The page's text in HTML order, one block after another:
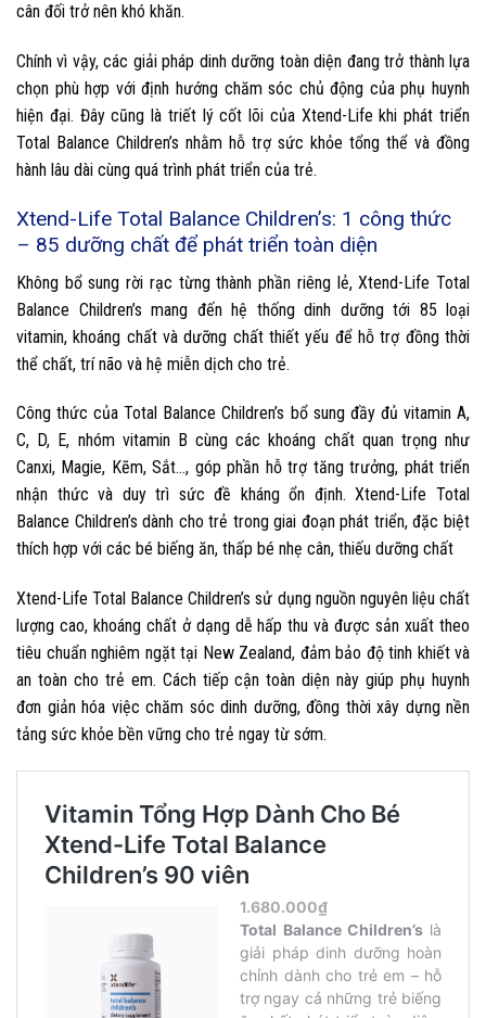
cân đối trở nên khó khăn.
Chính vì vậy, các giải pháp dinh dưỡng toàn diện đang trở thành lựa
chọn phù hợp với định hướng chăm sóc chủ động của phụ huynh
hiện đại. Đây cũng là triết lý cốt lõi của Xtend-Life khi phát triển
Total Balance Children’s nhằm hỗ trợ sức khỏe tổng thể và đồng
hành lâu dài cùng quá trình phát triển của trẻ.
Xtend-Life Total Balance Children’s: 1 công thức
– 85 dưỡng chất để phát triển toàn diện
Không bổ sung rời rạc từng thành phần riêng lẻ, Xtend-Life Total
Balance Children’s mang đến hệ thống dinh dưỡng tới 85 loại
vitamin, khoáng chất và dưỡng chất thiết yếu để hỗ trợ đồng thời
thể chất, trí não và hệ miễn dịch cho trẻ.
Công thức của Total Balance Children’s bổ sung đầy đủ vitamin A,
C, D, E, nhóm vitamin B cùng các khoáng chất quan trọng như
Canxi, Magie, Kẽm, Sắt…, góp phần hỗ trợ tăng trưởng, phát triển
nhận thức và duy trì sức đề kháng ổn định. Xtend-Life Total
Balance Children’s dành cho trẻ trong giai đoạn phát triển, đặc biệt
thích hợp với các bé biếng ăn, thấp bé nhẹ cân, thiếu dưỡng chất
Xtend-Life Total Balance Children’s sử dụng nguồn nguyên liệu chất
lượng cao, khoáng chất ở dạng dễ hấp thu và được sản xuất theo
tiêu chuẩn nghiêm ngặt tại New Zealand, đảm bảo độ tinh khiết và
an toàn cho trẻ em. Cách tiếp cận toàn diện này giúp phụ huynh
đơn giản hóa việc chăm sóc dinh dưỡng, đồng thời xây dựng nền
tảng sức khỏe bền vững cho trẻ ngay từ sớm.